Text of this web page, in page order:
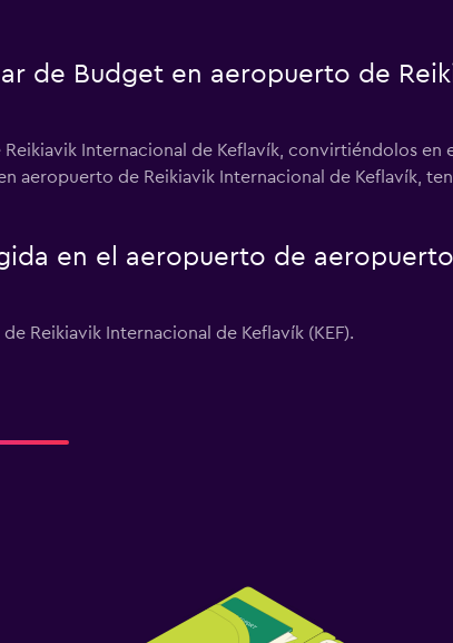
de Budget en aeropuerto de
Internacional de Keflavík, convirtiéndolos en
aeropuerto de Reikiavik Internacional de Keflavík,
en el aeropuerto de
Reikiavik Internacional de Keflavík (KEF).